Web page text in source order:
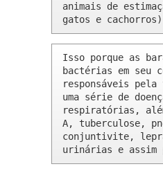
animais de
gatos e
Isso porque as
bactérias em seu
responsáveis pela
uma série de
respiratórias,
A, tuberculose,
conjuntivite,
urinárias e assim